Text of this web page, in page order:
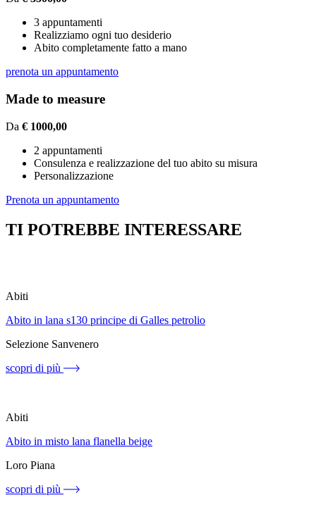
3 appuntamenti
Realizziamo ogni tuo desiderio
Abito completamente fatto a mano
prenota un appuntamento
Made to measure
Da € 1000,00
2 appuntamenti
Consulenza e realizzazione del tuo abito su misura
Personalizzazione
Prenota un appuntamento
TI POTREBBE INTERESSARE
Abiti
Abito in lana s130 principe di Galles petrolio
Selezione Sanvenero
scopri di più
Abiti
Abito in misto lana flanella beige
Loro Piana
scopri di più